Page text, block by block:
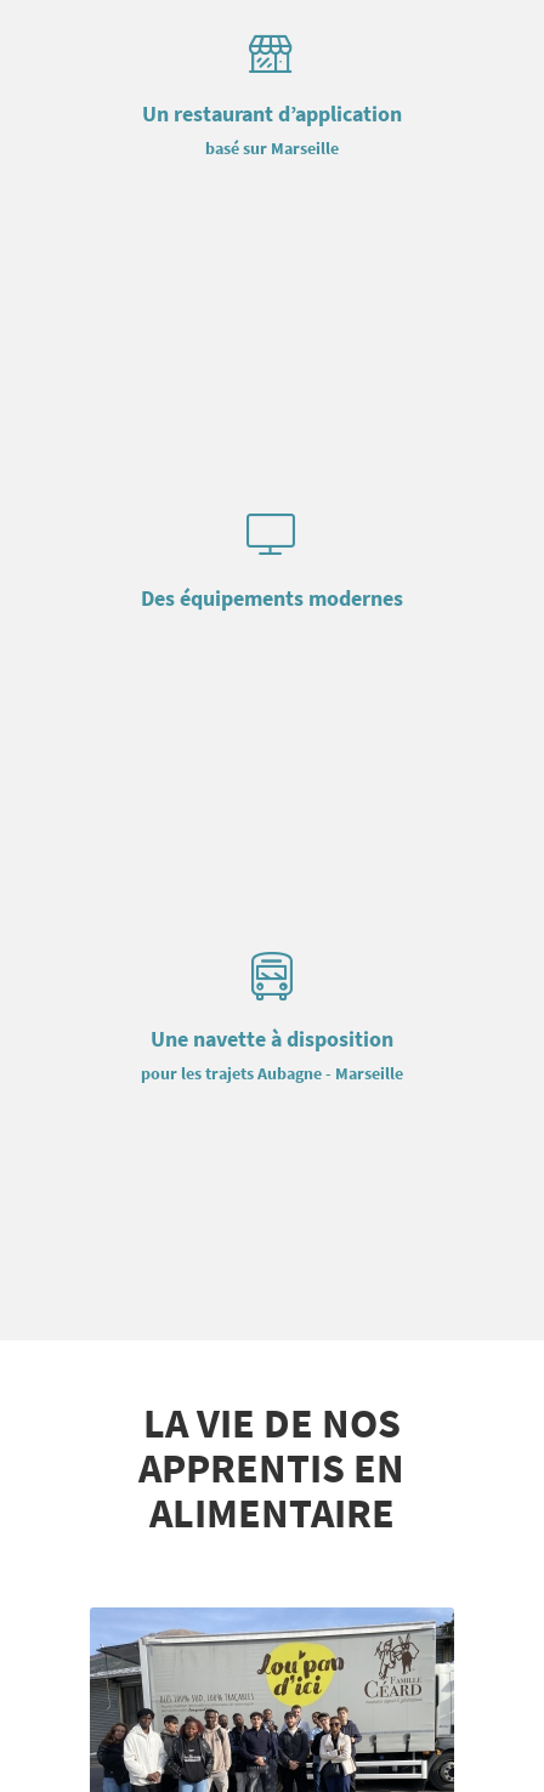
Un restaurant d’application
basé sur Marseille
Des équipements modernes
Une navette à disposition
pour les trajets Aubagne - Marseille
LA VIE DE NOS
APPRENTIS EN
ALIMENTAIRE